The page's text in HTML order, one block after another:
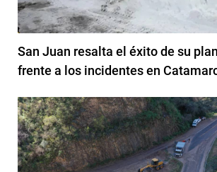
San Juan resalta el éxito de su
frente a los incidentes en